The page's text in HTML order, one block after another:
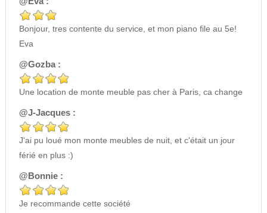
Bonjour, tres contente du service, et mon piano file au 5e!
Eva
@Gozba :
Une location de monte meuble pas cher à Paris, ca change
@J-Jacques :
J'ai pu loué mon monte meubles de nuit, et c'était un jour
férié en plus :)
@Bonnie :
Je recommande cette société